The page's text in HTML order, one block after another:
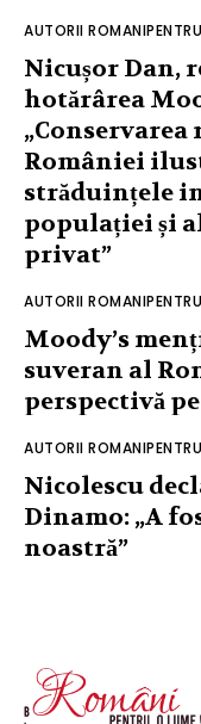
AUTORII
Nicușor Dan,
hotărârea
României
străduințele
populației și
privat”
AUTORII
Moody’s
suveran al
perspectivă
AUTORII
Nicolescu
Dinamo: „A
noastră”